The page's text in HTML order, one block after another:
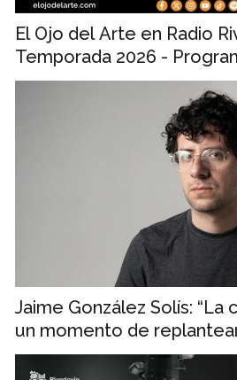
El Ojo del Arte en Radio
Temporada 2026 -
Jaime González Solís: “La
un momento de